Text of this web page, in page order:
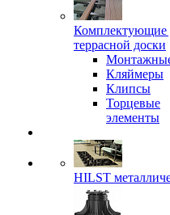
Комплектующие
террасной доски
Кляймеры
Клипсы
Торцевые
элементы
HILST